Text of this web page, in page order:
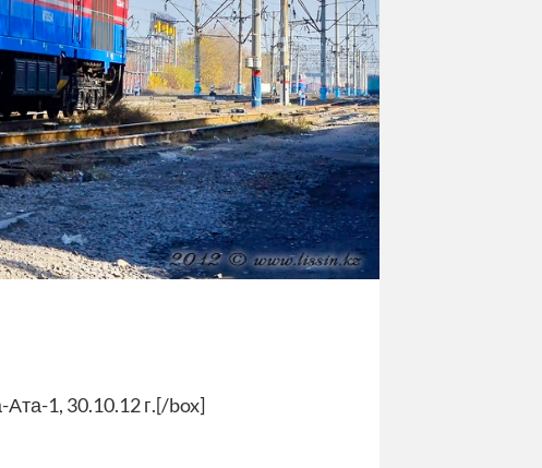
1, 30.10.12 г.[/box]